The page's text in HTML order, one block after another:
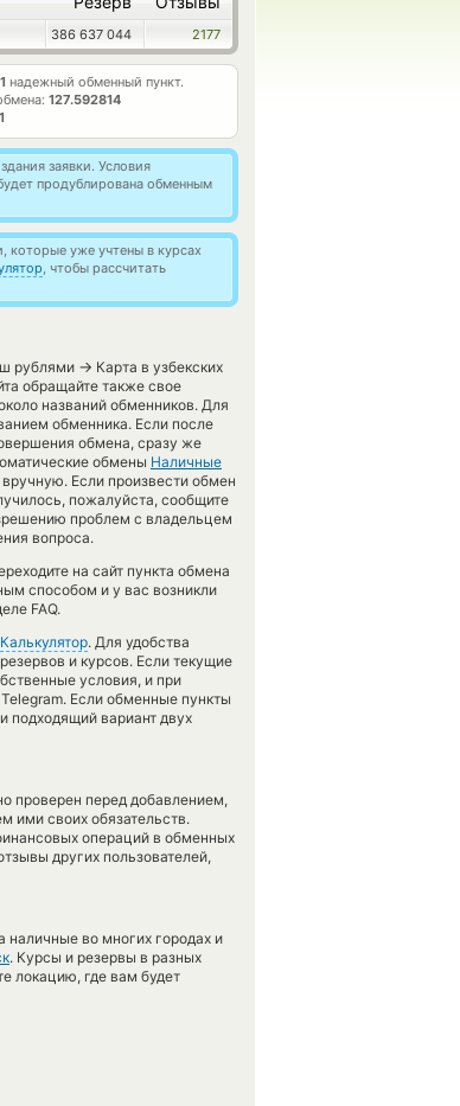
386 637 044 2177
1 надежный обменный пункт.
127.592814
заявки. Условия
продублирована обменным
которые уже учтены в курсах
, чтобы рассчитать
рублями → Карта в узбекских
обращайте также свое
названий обменников. Для
обменника. Если после
обмена, сразу же
обмены Наличные
Если произвести обмен
пожалуйста, сообщите
проблем с владельцем
вопроса.
на сайт пункта обмена
способом и у вас возникли
FAQ.
Калькулятор. Для удобства
резервов и курсов. Если текущие
условия, и при
Если обменные пункты
подходящий вариант двух
проверен перед добавлением,
ими своих обязательств.
операций в обменных
других пользователей,
во многих городах и
. Курсы и резервы в разных
локацию, где вам будет